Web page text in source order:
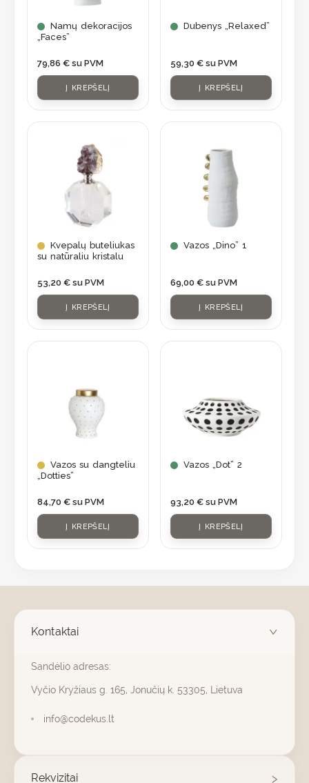
Namų dekoracijos
„Faces”
79,86 € su PVM
Į KREPŠELĮ
Dubenys „Relaxed”
59,30 € su PVM
Į KREPŠELĮ
Kvepalų buteliukas
su natūraliu kristalu
53,20 € su PVM
Į KREPŠELĮ
Vazos „Dino” 1
69,00 € su PVM
Į KREPŠELĮ
Vazos su dangteliu
„Dotties”
84,70 € su PVM
Į KREPŠELĮ
Vazos „Dot” 2
93,20 € su PVM
Į KREPŠELĮ
Kontaktai
Sandėlio adresas:
Vyčio Kryžiaus g. 165, Jonučių k. 53305, Lietuva
info@codekus.lt
Rekvizitai